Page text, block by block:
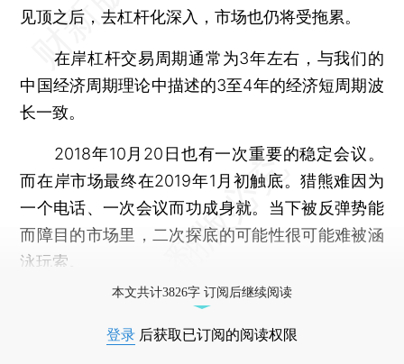
见顶之后，去杠杆化深入，市场也仍将受拖累。
在岸杠杆交易周期通常为3年左右，与我们的
中国经济周期理论中描述的3至4年的经济短周期波
长一致。
2018年10月20日也有一次重要的稳定会议。
而在岸市场最终在2019年1月初触底。猎熊难因为
一个电话、一次会议而功成身就。当下被反弹势能
而障目的市场里，二次探底的可能性很可能难被涵
泳玩索。
本文共计3826字 订阅后继续阅读
登录 后获取已订阅的阅读权限